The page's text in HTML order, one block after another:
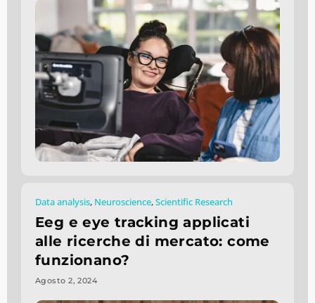
Data analysis, Neuroscience,Scientific Research
Eeg e eye tracking applicati
alle ricerche di mercato: come
funzionano?
Agosto 2, 2024